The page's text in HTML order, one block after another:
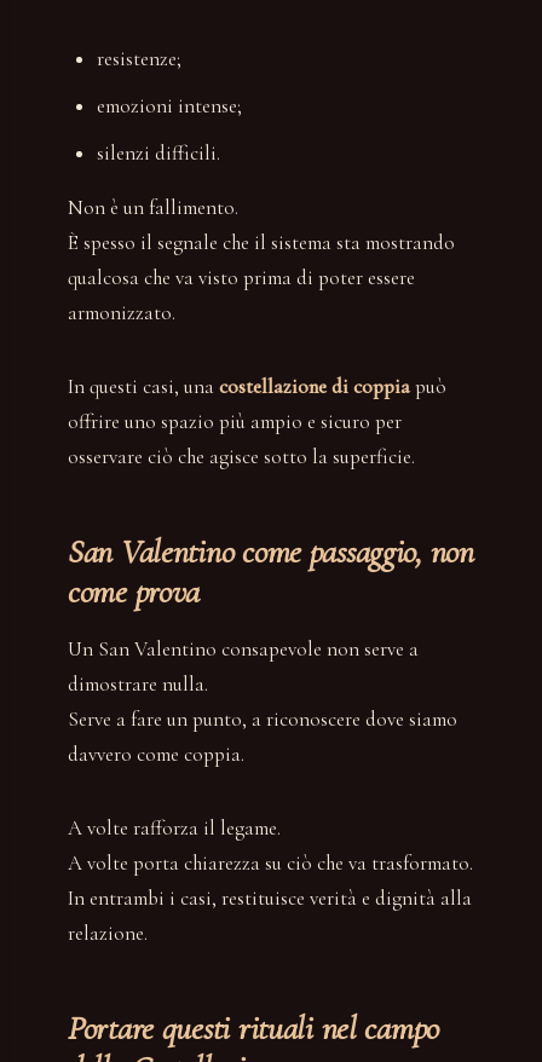
resistenze;
emozioni intense;
silenzi difficili.
Non è un fallimento.
È spesso il segnale che il sistema sta mostrando
qualcosa che va visto prima di poter essere
armonizzato.
In questi casi, unacostellazione di coppiapuò
offrire uno spazio più ampio e sicuro per
osservare ciò che agisce sotto la superficie.
San Valentino come passaggio, non
come prova
Un San Valentino consapevole non serve a
dimostrare nulla.
Serve a fare un punto, a riconoscere dove siamo
davvero come coppia.
A volte rafforza il legame.
A volte porta chiarezza su ciò che va trasformato.
In entrambi i casi, restituisce verità e dignità alla
relazione.
Portare questi rituali nel campo